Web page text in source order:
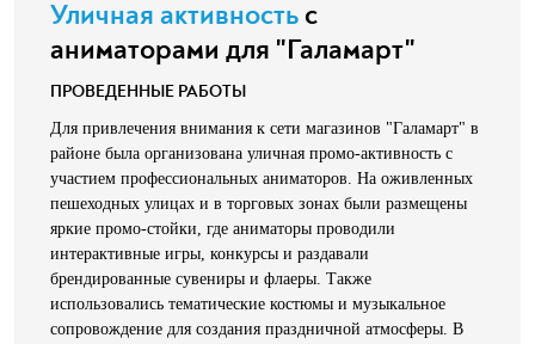
Уличная активностьс
аниматорами для "Галамарт"
ПРОВЕДЕННЫЕ РАБОТЫ
Для привлечения внимания к сети магазинов "Галамарт" в
районе была организована уличная промо-активность с
участием профессиональных аниматоров. На оживленных
пешеходных улицах и в торговых зонах были размещены
яркие промо-стойки, где аниматоры проводили
интерактивные игры, конкурсы и раздавали
брендированные сувениры и флаеры. Также
использовались тематические костюмы и музыкальное
сопровождение для создания праздничной атмосферы. В